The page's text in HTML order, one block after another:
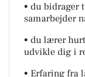
• du bidrager
samarbejder
• du lærer
udvikle dig i
• Erfaring fra